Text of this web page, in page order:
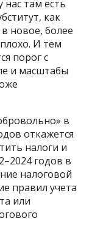
там есть
как
новое, более
И тем
порог с
и масштабы
в
откажется
налоги и
годов в
налоговой
правил учета
или